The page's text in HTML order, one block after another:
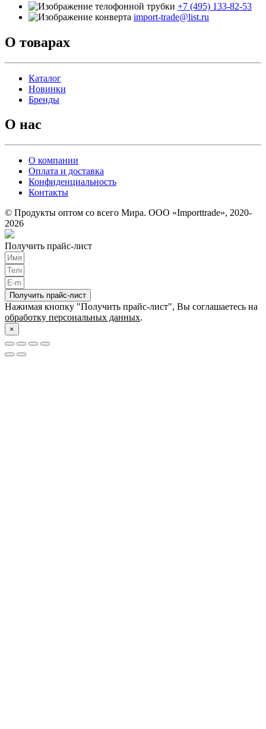
+7 (495) 133-82-53
import-trade@list.ru
О товарах
Каталог
Новинки
Бренды
О нас
О компании
Оплата и доставка
Конфиденциальность
Контакты
© Продукты оптом со всего Мира. ООО «Importtrade», 2020-
2026
Получить прайс-лист
Получить прайс-лист
Нажимая кнопку "Получить прайс-лист", Вы соглашаетесь на
обработку персональных данных.
×